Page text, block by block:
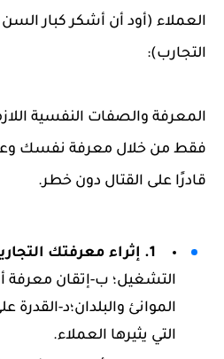
العملاء (أود أن أشكر كبار
التجارب):
المعرفة والصفات النفسية
فقط من خلال معرفة نفسك
قادرًا على القتال دون خطر.
1. إثراء معرفتك التجارية
التشغيل؛ ب-إتقان
الموانئ والبلدان؛د-
التي يثيرها العملاء.